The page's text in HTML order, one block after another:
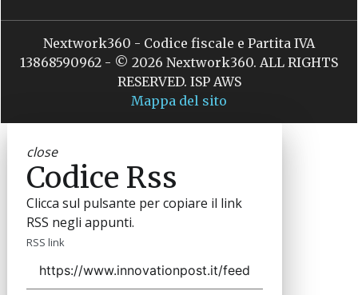
Nextwork360 - Codice fiscale e Partita IVA
13868590962 - © 2026 Nextwork360. ALL RIGHTS
RESERVED. ISP AWS
Mappa del sito
close
Codice Rss
Clicca sul pulsante per copiare il link
RSS negli appunti.
RSS link